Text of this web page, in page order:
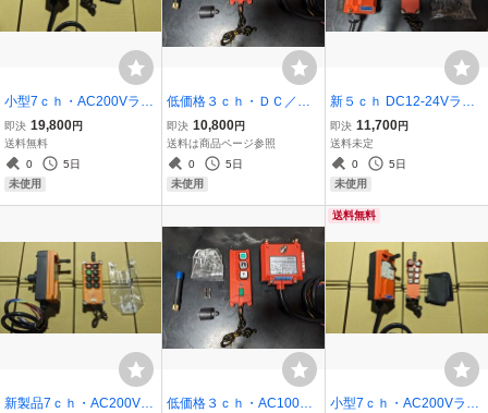
小型7ｃｈ・AC200Vラジ
コン・リモコン7ch(6ch+
1ch) 天井クレーン ホイス
ト ペンダントスイッチ サ
ドル ガーター キトー コー
即決 19,800円
送料無料
0
5日
未使用
低価格３ｃｈ・ＤＣ／Ａ
Ｃ２００Ｖラジコン・リ
モコン装置（２ｃｈ＋１
ｃｈ）天井クレーン ホ
イスト ウインチ ポン
即決 10,800円
送料は商品ページ参照
0
5日
未使用
新５ｃｈ DC12-24Vラジ
コン リモコン(4ch+1ch)
積載車 セルフ アウトリガ
ー キャリアカー ローダー
ウインチ日新工業 写真付
即決 11,700円
送料未定
0
5日
未使用
新製品7ｃｈ・AC200Vラ
低価格３ｃｈ・AC100V
送料無料
小型7ｃｈ・AC200Vラジ